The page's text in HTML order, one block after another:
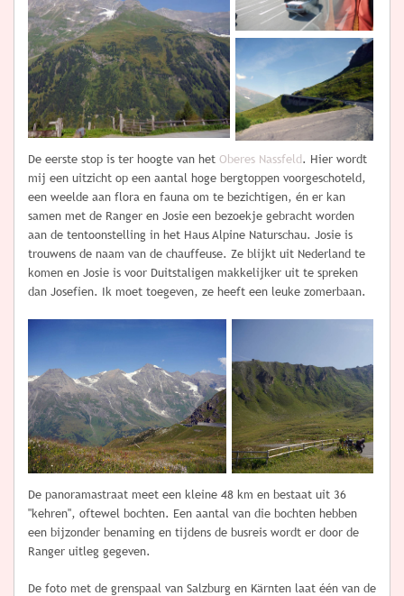
De eerste stop is ter hoogte van het Oberes Nassfeld . Hier wordt
mij een uitzicht op een aantal hoge bergtoppen voorgeschoteld,
een weelde aan flora en fauna om te bezichtigen, én er kan
samen met de Ranger en Josie een bezoekje gebracht worden
aan de tentoonstelling in het Haus Alpine Naturschau. Josie is
trouwens de naam van de chauffeuse. Ze blijkt uit Nederland te
komen en Josie is voor Duitstaligen makkelijker uit te spreken
dan Josefien. Ik moet toegeven, ze heeft een leuke zomerbaan.
De panoramastraat meet een kleine 48 km en bestaat uit 36
"kehren", oftewel bochten. Een aantal van die bochten hebben
een bijzonder benaming en tijdens de busreis wordt er door de
Ranger uitleg gegeven.
De foto met de grenspaal van Salzburg en Kärnten laat één van de